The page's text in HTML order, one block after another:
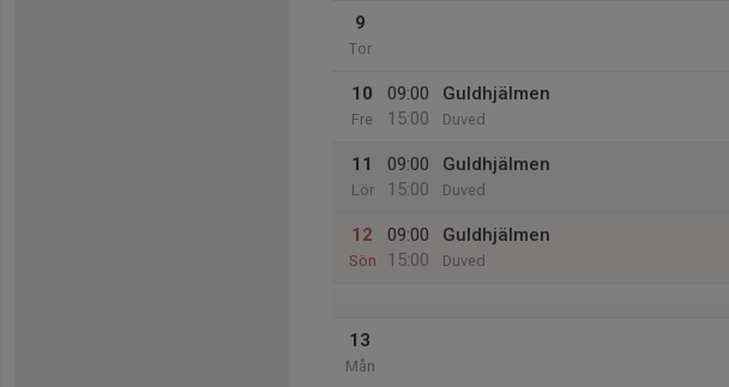
9
Tor
10
Fre
09:00
15:00
Guldhjälmen
Duved
11
Lör
09:00
15:00
Guldhjälmen
Duved
12
Sön
09:00
15:00
Guldhjälmen
Duved
13
Mån